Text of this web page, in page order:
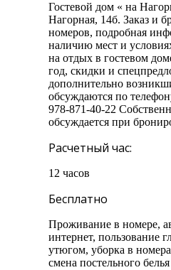
Гостевой дом « на
Нагорная, 14б. Заказ и
номеров, подробная
наличию мест и
на отдых в гостевом
год, скидки и
дополнительно
обсуждаются по
978-871-40-22
обсуждается при
Расчетный час:
12 часов
Бесплатно
Проживание в номере,
интернет, пользование
утюгом, уборка в
смена постельного